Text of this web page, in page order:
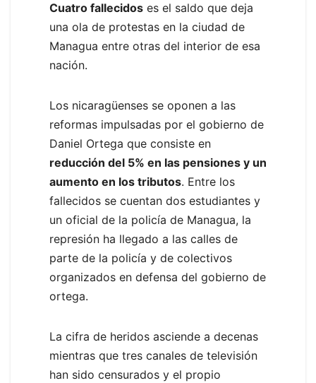
Cuatro fallecidos es el saldo que deja
una ola de protestas en la ciudad de
Managua entre otras del interior de esa
nación.
Los nicaragüenses se oponen a las
reformas impulsadas por el gobierno de
Daniel Ortega que consiste en
reducción del 5% en las pensiones y un
aumento en los tributos. Entre los
fallecidos se cuentan dos estudiantes y
un oficial de la policía de Managua, la
represión ha llegado a las calles de
parte de la policía y de colectivos
organizados en defensa del gobierno de
ortega.
La cifra de heridos asciende a decenas
mientras que tres canales de televisión
han sido censurados y el propio